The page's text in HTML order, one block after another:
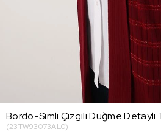
Bordo-Simli Çizgili Düğme Detaylı
(23TW93073AL0)